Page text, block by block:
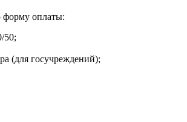
оплаты:
50;
(для госучреждений);